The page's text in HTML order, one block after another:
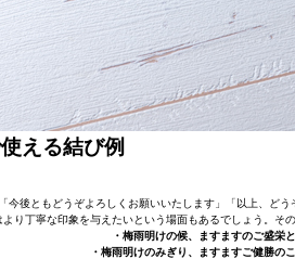
える結び例
今後ともどうぞよろしくお願いいたします」「以上、ど
り丁寧な印象を与えたいという場面もあるでしょう。そ
・梅雨明けの候、ますますのご盛栄
・梅雨明けのみぎり、ますますご健勝の